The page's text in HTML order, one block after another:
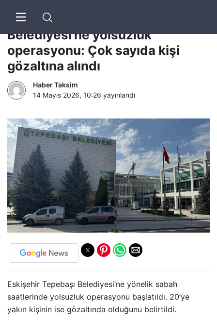
Cumhuriyet | Eskişehir Tepebaşı
Belediyesi’ne yolsuzluk
operasyonu: Çok sayıda kişi
gözaltına alındı
Haber Taksim
14 Mayıs 2026, 10:26 yayınlandı
Eskişehir Tepebaşı Belediyesi’ne yönelik sabah
saatlerinde yolsuzluk operasyonu başlatıldı. 20’ye
yakın kişinin ise gözaltında olduğunu belirtildi.